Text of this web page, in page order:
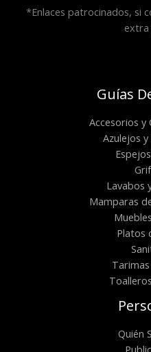
*Enlaces patrocinados, si
extra
Guías
Accesorios y
Azulejos
Lavabos
Mamparas
Platos
Quién